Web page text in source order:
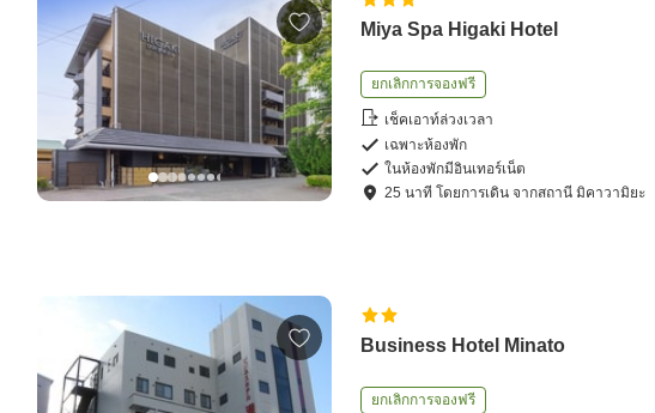
Miya Spa Higaki Hotel
ยกเลิกการจองฟรี
เช็คเอาท์ล่วงเวลา
เฉพาะห้องพัก
ในห้องพักมีอินเทอร์เน็ต
25 นาที โดยการเดิน จากสถานี มิคาวามิยะ
Business Hotel Minato
ยกเลิกการจองฟรี